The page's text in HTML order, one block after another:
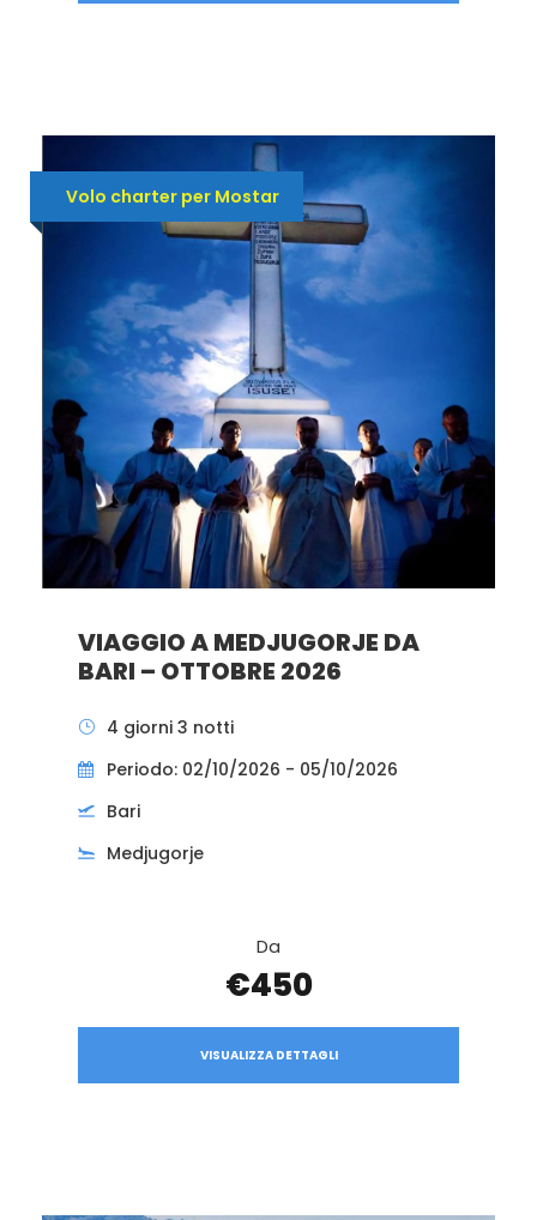
Volo charter per Mostar
VIAGGIO A MEDJUGORJE DA
BARI – OTTOBRE 2026
4 giorni 3 notti
Periodo: 02/10/2026 - 05/10/2026
Bari
Medjugorje
Da
€450
VISUALIZZA DETTAGLI